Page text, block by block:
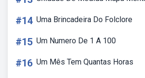
#14 Uma Brincadeira Do Folclore
#15 Um Numero De 1 A 100
#16 Um Mês Tem Quantas Horas